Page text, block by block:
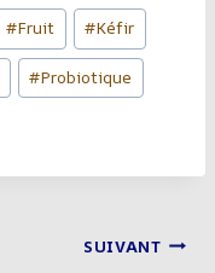
#Fruit #Kéfir
#Probiotique
SUIVANT